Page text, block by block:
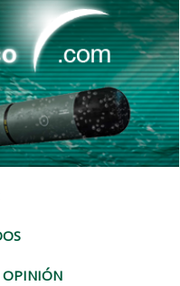
OPINIÓN